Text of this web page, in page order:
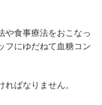
や食事療法をおこなっ
フにゆだねて血糖コン
ばなりません。